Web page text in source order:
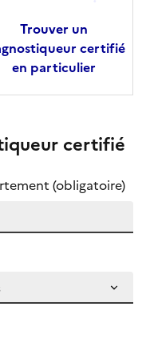
Trouver un
certifié
en particulier
certifié
(obligatoire)